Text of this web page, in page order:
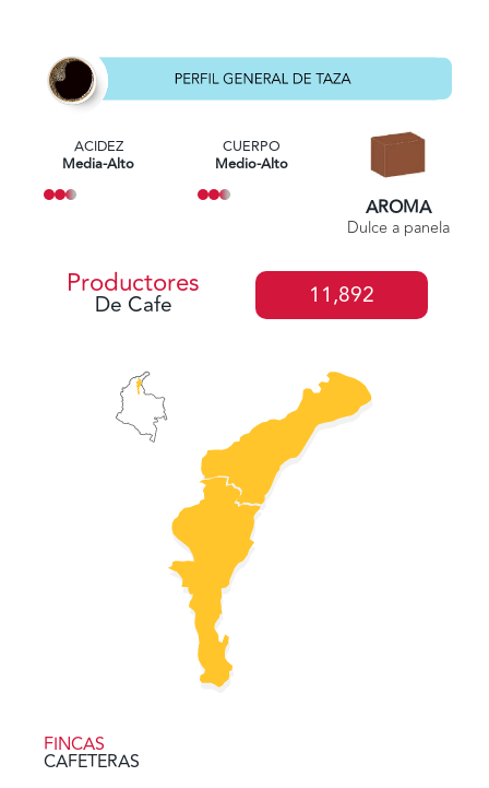
ACIDEZ
Media-Alto
CUERPO
Medio-Alto
AROMA
Dulce a panela
Productores
De Cafe 11,892
FINCAS
CAFETERAS